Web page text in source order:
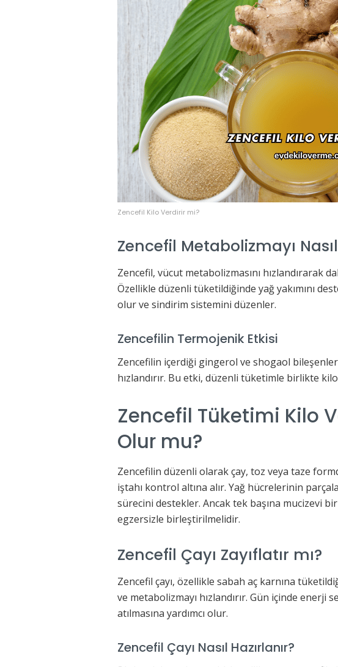
Zencefil Kilo Verdirir mi?
Zencefil Metabolizmayı
Zencefil, vücut metabolizmasını hızlandırarak
Özellikle düzenli tüketildiğinde yağ yakımını
olur ve sindirim sistemini düzenler.
Zencefilin Termojenik Etkisi
Zencefilin içerdiği gingerol ve shogaol bileşenleri,
hızlandırır. Bu etki, düzenli tüketimle birlikte
Zencefil Tüketimi Kilo
Olur mu?
Zencefilin düzenli olarak çay, toz veya taze
iştahı kontrol altına alır. Yağ hücrelerinin
sürecini destekler. Ancak tek başına mucizevi
egzersizle birleştirilmelidir.
Zencefil Çayı Zayıflatır mı?
Zencefil çayı, özellikle sabah aç karnına
ve metabolizmayı hızlandırır. Gün içinde
atılmasına yardımcı olur.
Zencefil Çayı Nasıl Hazırlanır?